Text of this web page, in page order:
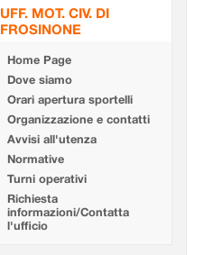
UFF. MOT. CIV. DI
FROSINONE
Home Page
Dove siamo
Orari apertura sportelli
Organizzazione e contatti
Avvisi all'utenza
Normative
Turni operativi
Richiesta
informazioni/Contatta
l'ufficio